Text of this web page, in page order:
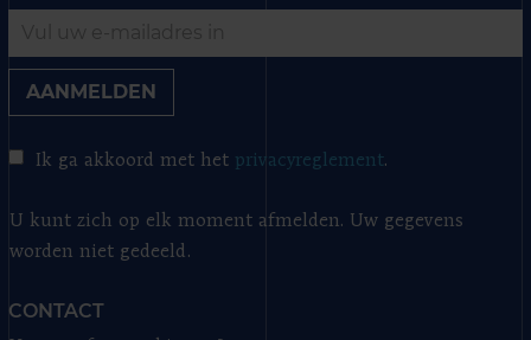
AANMELDEN
Ik ga akkoord met het privacyreglement.
U kunt zich op elk moment afmelden. Uw gegevens
worden niet gedeeld.
CONTACT